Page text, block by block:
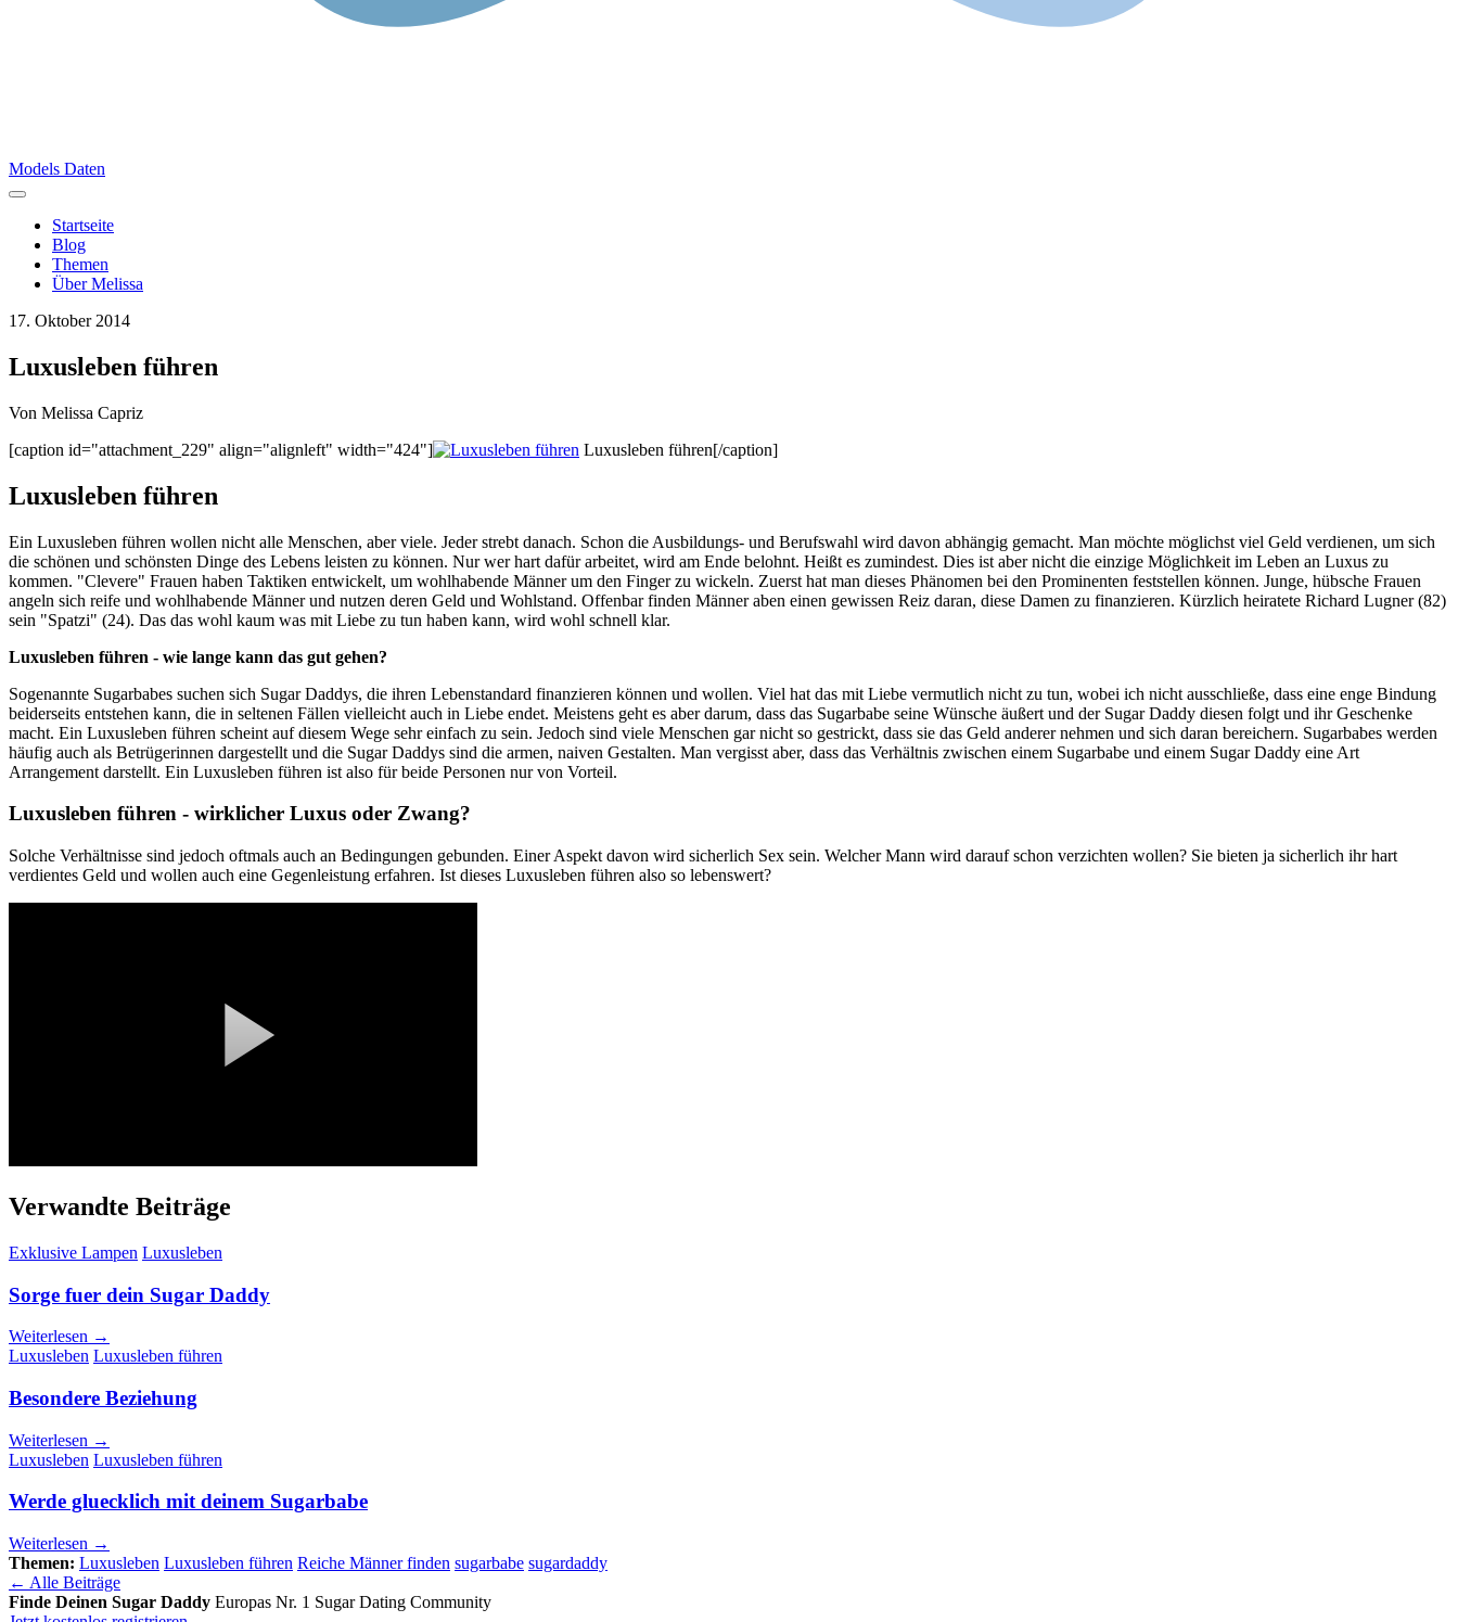
Models Daten
Startseite
Blog
Themen
Über Melissa
17. Oktober 2014
Luxusleben führen
Von Melissa Capriz
[caption id="attachment_229" align="alignleft" width="424"]
Luxusleben führen[/caption]
Luxusleben führen
Ein Luxusleben führen wollen nicht alle Menschen, aber viele. Jeder strebt danach. Schon die Ausbildungs- und Berufswahl wird davon abhängig gemacht. Man möchte möglichst viel Geld verdienen, um sich
die schönen und schönsten Dinge des Lebens leisten zu können. Nur wer hart dafür arbeitet, wird am Ende belohnt. Heißt es zumindest. Dies ist aber nicht die einzige Möglichkeit im Leben an Luxus zu
kommen. "Clevere" Frauen haben Taktiken entwickelt, um wohlhabende Männer um den Finger zu wickeln. Zuerst hat man dieses Phänomen bei den Prominenten feststellen können. Junge, hübsche Frauen
angeln sich reife und wohlhabende Männer und nutzen deren Geld und Wohlstand. Offenbar finden Männer aben einen gewissen Reiz daran, diese Damen zu finanzieren. Kürzlich heiratete Richard Lugner (82)
sein "Spatzi" (24). Das das wohl kaum was mit Liebe zu tun haben kann, wird wohl schnell klar.
Luxusleben führen - wie lange kann das gut gehen?
Sogenannte Sugarbabes suchen sich Sugar Daddys, die ihren Lebenstandard finanzieren können und wollen. Viel hat das mit Liebe vermutlich nicht zu tun, wobei ich nicht ausschließe, dass eine enge Bindung
beiderseits entstehen kann, die in seltenen Fällen vielleicht auch in Liebe endet. Meistens geht es aber darum, dass das Sugarbabe seine Wünsche äußert und der Sugar Daddy diesen folgt und ihr Geschenke
macht. Ein Luxusleben führen scheint auf diesem Wege sehr einfach zu sein. Jedoch sind viele Menschen gar nicht so gestrickt, dass sie das Geld anderer nehmen und sich daran bereichern. Sugarbabes werden
häufig auch als Betrügerinnen dargestellt und die Sugar Daddys sind die armen, naiven Gestalten. Man vergisst aber, dass das Verhältnis zwischen einem Sugarbabe und einem Sugar Daddy eine Art
Arrangement darstellt. Ein Luxusleben führen ist also für beide Personen nur von Vorteil.
Luxusleben führen - wirklicher Luxus oder Zwang?
Solche Verhältnisse sind jedoch oftmals auch an Bedingungen gebunden. Einer Aspekt davon wird sicherlich Sex sein. Welcher Mann wird darauf schon verzichten wollen? Sie bieten ja sicherlich ihr hart
verdientes Geld und wollen auch eine Gegenleistung erfahren. Ist dieses Luxusleben führen also so lebenswert?
Verwandte Beiträge
Exklusive Lampen Luxusleben
Sorge fuer dein Sugar Daddy
Weiterlesen →
Luxusleben Luxusleben führen
Besondere Beziehung
Weiterlesen →
Luxusleben Luxusleben führen
Werde gluecklich mit deinem Sugarbabe
Weiterlesen →
Themen: Luxusleben Luxusleben führen Reiche Männer finden sugarbabe sugardaddy
← Alle Beiträge
Finde Deinen Sugar Daddy Europas Nr. 1 Sugar Dating Community